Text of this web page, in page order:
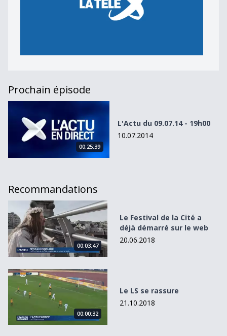
Prochain épisode
L&#039;Actu du 09.07.14 - 19h00
00:25:39
L'Actu du 09.07.14 - 19h00
10.07.2014
Recommandations
Le Festival de la Cité a déjà démarré sur le web
00:03:47
Le Festival de la Cité a
déjà démarré sur le web
20.06.2018
Le LS se rassure
00:00:32
Le LS se rassure
21.10.2018